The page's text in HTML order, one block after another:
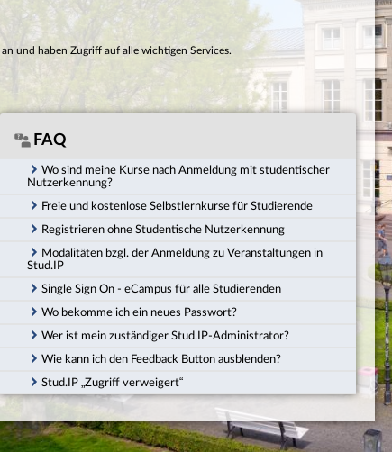
an und haben Zugriff auf alle wichtigen Services.
FAQ
Wo sind meine Kurse nach Anmeldung mit studentischer
Nutzerkennung?
Freie und kostenlose Selbstlernkurse für Studierende
Registrieren ohne Studentische Nutzerkennung
Modalitäten bzgl. der Anmeldung zu Veranstaltungen in
Stud.IP
Single Sign On - eCampus für alle Studierenden
Wo bekomme ich ein neues Passwort?
Wer ist mein zuständiger Stud.IP-Administrator?
Wie kann ich den Feedback Button ausblenden?
Stud.IP „Zugriff verweigert“